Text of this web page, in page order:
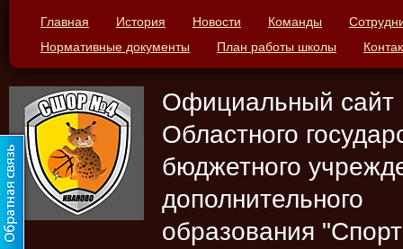
Главная История Новости Команды
Нормативные документы
План работы школы
Официальный сайт
Областного
бюджетного
дополнительного
образования